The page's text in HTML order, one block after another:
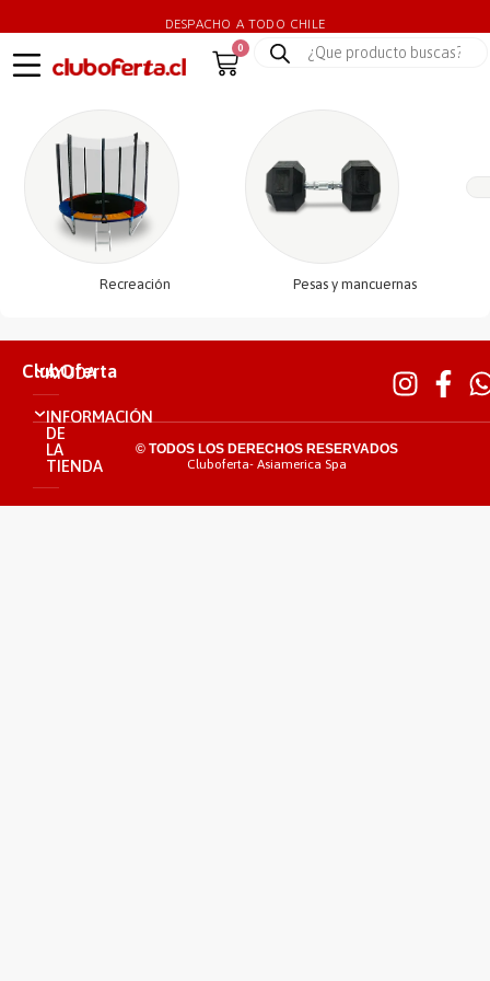
DESPACHO A TODO CHILE
0
Recreación Pesas y mancuernas
ClubOferta
AYUDA
INFORMACIÓN
DE
LA
TIENDA
© TODOS LOS DERECHOS RESERVADOS
Cluboferta- Asiamerica Spa